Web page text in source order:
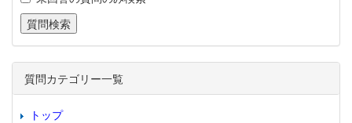
質問カテゴリー一覧
トップ